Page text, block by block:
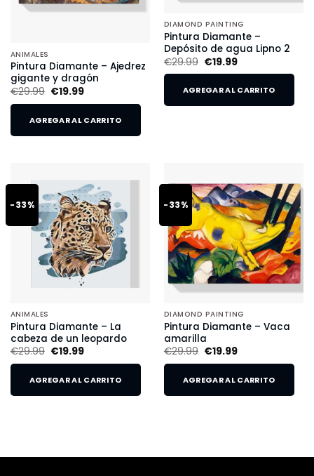
ANIMALES
Pintura Diamante – Ajedrez
gigante y dragón
€29.99 €19.99
AGREGAR AL CARRITO
DIAMOND PAINTING
Pintura Diamante –
Depósito de agua Lipno 2
€29.99 €19.99
AGREGAR AL CARRITO
-33%
ANIMALES
Pintura Diamante – La
cabeza de un leopardo
€29.99 €19.99
AGREGAR AL CARRITO
-33%
DIAMOND PAINTING
Pintura Diamante – Vaca
amarilla
€29.99 €19.99
AGREGAR AL CARRITO